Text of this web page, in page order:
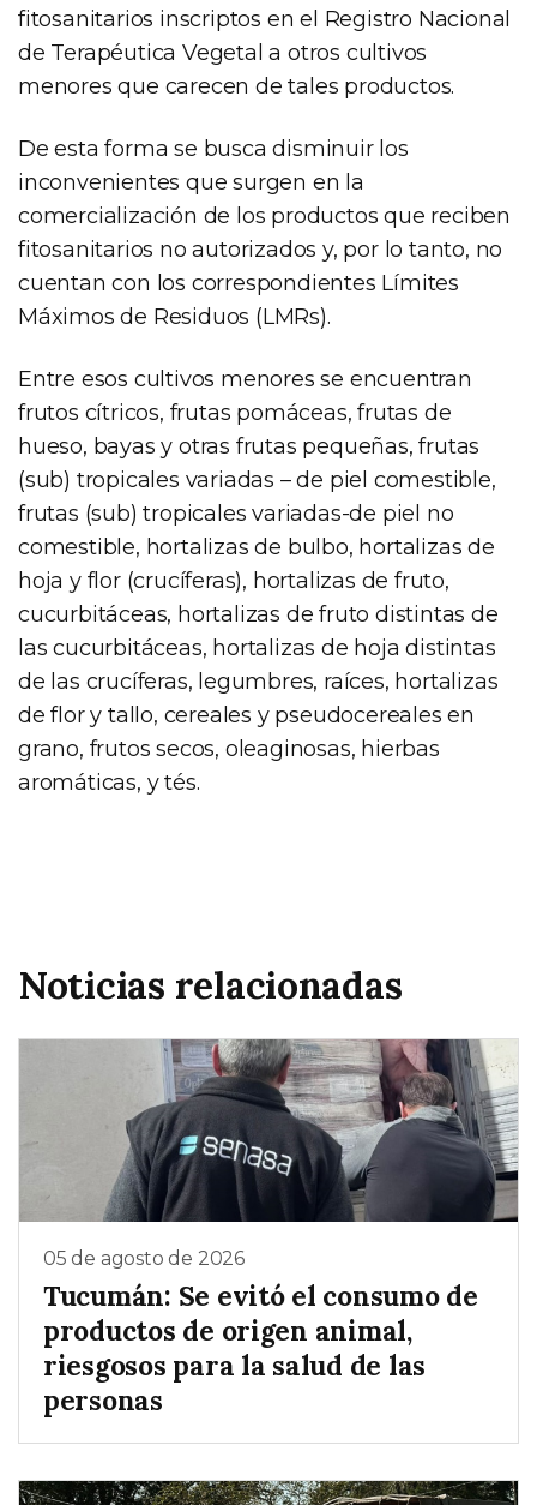
fitosanitarios inscriptos en el Registro Nacional
de Terapéutica Vegetal a otros cultivos
menores que carecen de tales productos.
De esta forma se busca disminuir los
inconvenientes que surgen en la
comercialización de los productos que reciben
fitosanitarios no autorizados y, por lo tanto, no
cuentan con los correspondientes Límites
Máximos de Residuos (LMRs).
Entre esos cultivos menores se encuentran
frutos cítricos, frutas pomáceas, frutas de
hueso, bayas y otras frutas pequeñas, frutas
(sub) tropicales variadas – de piel comestible,
frutas (sub) tropicales variadas-de piel no
comestible, hortalizas de bulbo, hortalizas de
hoja y flor (crucíferas), hortalizas de fruto,
cucurbitáceas, hortalizas de fruto distintas de
las cucurbitáceas, hortalizas de hoja distintas
de las crucíferas, legumbres, raíces, hortalizas
de flor y tallo, cereales y pseudocereales en
grano, frutos secos, oleaginosas, hierbas
aromáticas, y tés.
Noticias relacionadas
05 de agosto de 2026
Tucumán: Se evitó el consumo de
productos de origen animal,
riesgosos para la salud de las
personas